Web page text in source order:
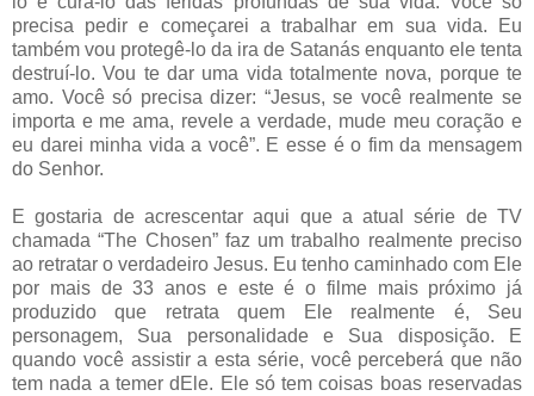
precisa pedir e começarei a trabalhar em sua vida. Eu
também vou protegê-lo da ira de Satanás enquanto ele tenta
destruí-lo. Vou te dar uma vida totalmente nova, porque te
amo. Você só precisa dizer: “Jesus, se você realmente se
importa e me ama, revele a verdade, mude meu coração e
eu darei minha vida a você”. E esse é o fim da mensagem
do Senhor.
E gostaria de acrescentar aqui que a atual série de TV
chamada “The Chosen” faz um trabalho realmente preciso
ao retratar o verdadeiro Jesus. Eu tenho caminhado com Ele
por mais de 33 anos e este é o filme mais próximo já
produzido que retrata quem Ele realmente é, Seu
personagem, Sua personalidade e Sua disposição. E
quando você assistir a esta série, você perceberá que não
tem nada a temer dEle. Ele só tem coisas boas reservadas